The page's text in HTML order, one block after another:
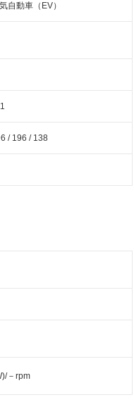
自動車（EV）
/ 196 / 138
－rpm